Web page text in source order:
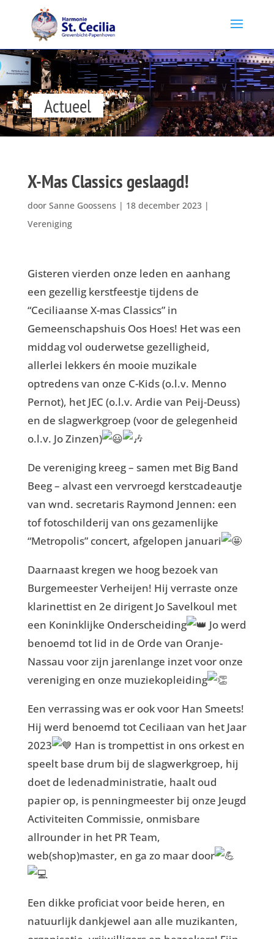
Actueel
X-Mas Classics geslaagd!
door Sanne Goossens | 18 december 2023|
Vereniging
Gisteren vierden onze leden en aanhang
een gezellig kerstfeestje tijdens de
“Ceciliaanse X-mas Classics” in
Gemeenschapshuis Oos Hoes! Het was een
middag vol ouderwetse gezelligheid,
allerlei lekkers én mooie muzikale
optredens van onze C-Kids (o.l.v. Menno
Pernot), het JEC (o.l.v. Ardie van Peij-Deuss)
en de slagwerkgroep (voor de gelegenheid
o.l.v. Jo Zinzen)
De vereniging kreeg – samen met Big Band
Beeg – alvast een vervroegd kerstcadeautje
van wnd. secretaris Raymond Jennen: een
tof fotoschilderij van ons gezamenlijke
“Metropolis” concert, afgelopen januari
Daarnaast kregen we hoog bezoek van
Burgemeester Verheijen! Hij verraste onze
klarinettist en 2e dirigent Jo Savelkoul met
een Koninklijke Onderscheiding
Jo werd
benoemd tot lid in de Orde van Oranje-
Nassau voor zijn jarenlange inzet voor onze
vereniging en onze muziekopleiding
Een verrassing was er ook voor Han Smeets!
Hij werd benoemd tot Ceciliaan van het Jaar
2023
Han is trompettist in ons orkest en
speelt base drum bij de slagwerkgroep, hij
doet de ledenadministratie, haalt oud
papier op, is penningmeester bij onze Jeugd
Activiteiten Commissie, onmisbare
allrounder in het PR Team,
web(shop)master, en ga zo maar door
Een dikke proficiat voor beide heren, en
natuurlijk dankjewel aan alle muzikanten,